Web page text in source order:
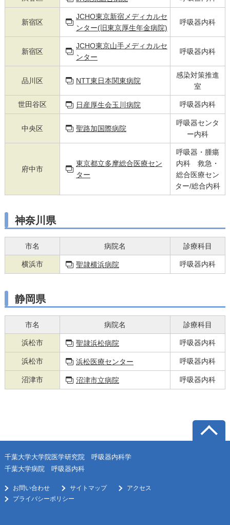
新宿区
JCHO東京新宿メディカルセ
ンター(旧東京厚生年金病院)
呼吸器内科
新宿区
JCHO東京山手メディカルセ
ンター
呼吸器内科
品川区 NTT東日本関東病院
感染対策推進
室
世田谷区 日産厚生会玉川病院 呼吸器内科
中央区 聖路加国際病院
呼吸器センタ
ー内科
府中市
東京都立多摩総合医療セン
ター
呼吸器・腫瘍
内科 救急・
総合医療セン
ター/総合内科
神奈川県
市名 病院名 診療科目
横浜市 聖隷横浜病院 呼吸器内科
静岡県
市名 病院名 診療科目
浜松市 聖隷浜松病院 呼吸器内科
浜松市 浜松医療センター 呼吸器内科
沼津市 沼津市立病院 呼吸器内科
千葉大学大学院医学研究院 呼吸器内科学
千葉大学病院 呼吸器内科
お問い合わせ サイトマップ
アクセス
プライバシーポリシー